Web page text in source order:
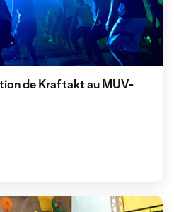
de Kraftakt au MUV-